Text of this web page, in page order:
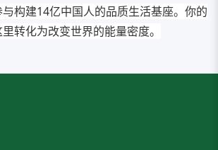
构建14亿中国人的品质生活基座。你的
转化为改变世界的能量密度。